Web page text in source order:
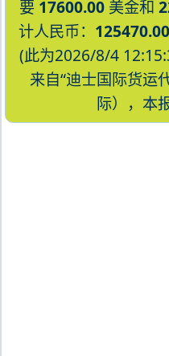
要 17600.00美金和
计人民币： 125470.00
(此为2026/8/4
来自“迪士国际货运
际），本